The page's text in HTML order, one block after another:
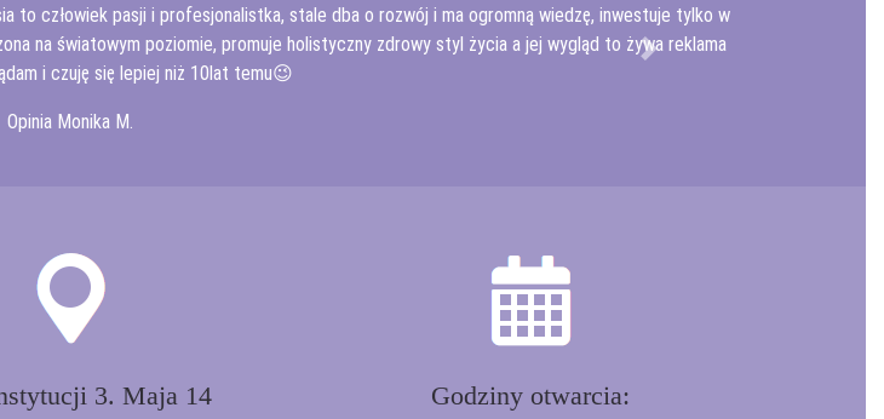
człowiek pasji i profesjonalistka, stale dba o rozwój i ma ogromną wiedzę, inwestuje tylko w
na światowym poziomie, promuje holistyczny zdrowy styl życia a jej wygląd to żywa reklama
i czuję się lepiej niż 10lat temu😉
Opinia Monika M.
Next
3. Maja 14
Godziny otwarcia: